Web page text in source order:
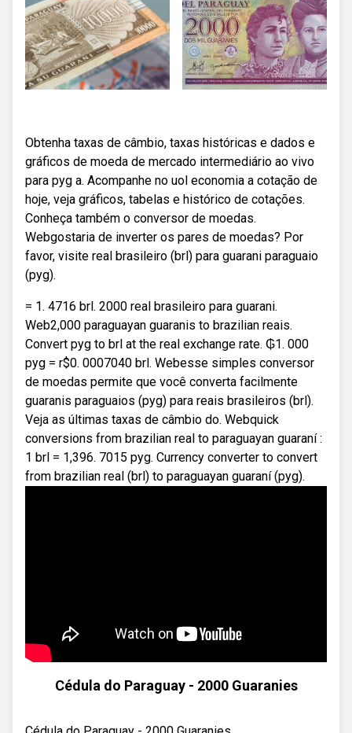
Obtenha taxas de câmbio, taxas históricas e dados e
gráficos de moeda de mercado intermediário ao vivo
para pyg a. Acompanhe no uol economia a cotação de
hoje, veja gráficos, tabelas e histórico de cotações.
Conheça também o conversor de moedas.
Webgostaria de inverter os pares de moedas? Por
favor, visite real brasileiro (brl) para guarani paraguaio
(pyg).
= 1. 4716 brl. 2000 real brasileiro para guarani.
Web2,000 paraguayan guaranis to brazilian reais.
Convert pyg to brl at the real exchange rate. ₲1. 000
pyg = r$0. 0007040 brl. Webesse simples conversor
de moedas permite que você converta facilmente
guaranis paraguaios (pyg) para reais brasileiros (brl).
Veja as últimas taxas de câmbio do. Webquick
conversions from brazilian real to paraguayan guaraní :
1 brl = 1,396. 7015 pyg. Currency converter to convert
from brazilian real (brl) to paraguayan guaraní (pyg).
Cédula do Paraguay - 2000 Guaranies